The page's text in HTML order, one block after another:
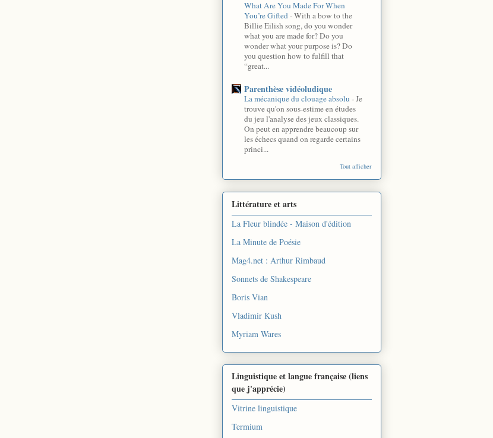
What Are You Made For When
You’re Gifted-With a bow to the
Billie Eilish song, do you wonder
what you are made for? Do you
wonder what your purpose is? Do
you question how to fulfill that
“great...
Parenthèse vidéoludique
La mécanique du clouage absolu -Je
trouve qu'on sous-estime en études
du jeu l'analyse des jeux classiques.
On peut en apprendre beaucoup sur
les échecs quand on regarde certains
princi...
Tout afficher
Littérature et arts
La Fleur blindée - Maison d'édition
La Minute de Poésie
Mag4.net : Arthur Rimbaud
Sonnets de Shakespeare
Boris Vian
Vladimir Kush
Myriam Wares
Linguistique et langue française (liens
que j'apprécie)
Vitrine linguistique
Termium